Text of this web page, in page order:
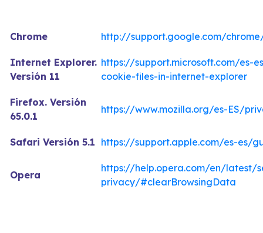
Chrome http://support.google.com/
Internet Explorer.
Versión 11
https://support.microsoft.com/es-
cookie-files-in-internet-explorer
Firefox. Versión
65.0.1
https://www.mozilla.org/es-ES/
Safari Versión 5.1 https://support.apple.com/es-es/
Opera
https://help.opera.com/en/latest/
privacy/#clearBrowsingData